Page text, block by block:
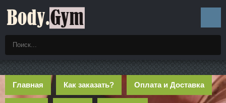
Главная Как заказать? Оплата и Доставка